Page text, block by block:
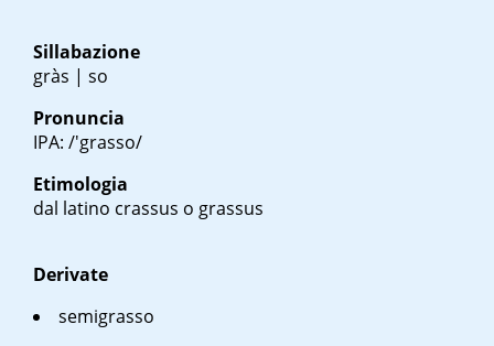
Sillabazione
gràs | so
Pronuncia
IPA: /'grasso/
Etimologia
dal latino crassus o grassus
Derivate
semigrasso